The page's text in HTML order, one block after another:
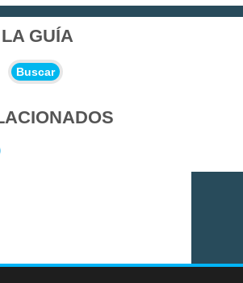
GUÍA
Buscar